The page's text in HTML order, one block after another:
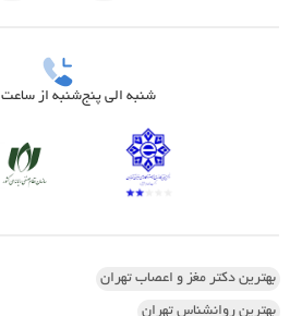
شنبه الی پنج‌شنبه از ساعت 9 صبح
بهترین دکتر مغز و اعصاب تهران
بهترین روانشناس تهران